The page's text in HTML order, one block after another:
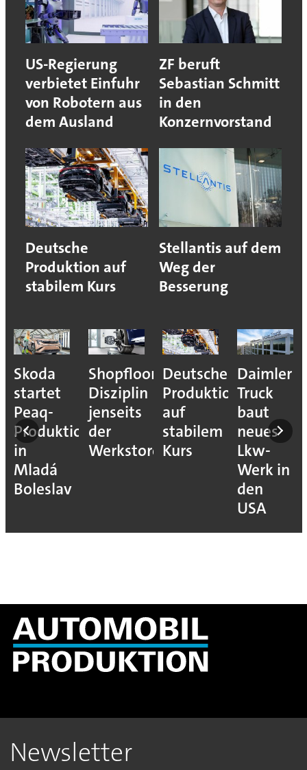
US-Regierung
verbietet Einfuhr
von Robotern aus
dem Ausland
ZF beruft
Sebastian Schmitt
in den
Konzernvorstand
Deutsche
Produktion auf
stabilem Kurs
Stellantis auf dem
Weg der
Besserung
Skoda
startet
Peaq-
Produktion
in
Mladá
Boleslav
Shopfloor-
Disziplin
jenseits
der
Werkstore
Deutsche
Produktion
auf
stabilem
Kurs
Daimler
Truck
baut
neues
Lkw-
Werk in
den
USA
Newsletter